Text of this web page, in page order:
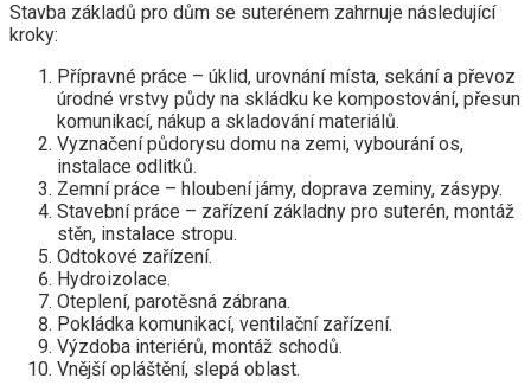
Stavba základů pro dům se suterénem zahrnuje následující
kroky:
Přípravné práce – úklid, urovnání místa, sekání a převoz
úrodné vrstvy půdy na skládku ke kompostování, přesun
komunikací, nákup a skladování materiálů.
Vyznačení půdorysu domu na zemi, vybourání os,
instalace odlitků.
Zemní práce – hloubení jámy, doprava zeminy, zásypy.
Stavební práce – zařízení základny pro suterén, montáž
stěn, instalace stropu.
Odtokové zařízení.
Hydroizolace.
Oteplení, parotěsná zábrana.
Pokládka komunikací, ventilační zařízení.
Výzdoba interiérů, montáž schodů.
Vnější opláštění, slepá oblast.